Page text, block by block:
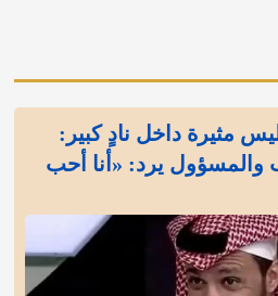
مثيرة داخل نادٍ كبير:
يرد: «أنا أحب